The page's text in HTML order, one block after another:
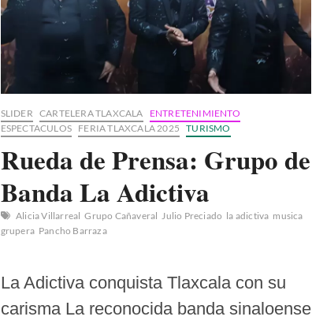
SLIDER CARTELERA TLAXCALA
ENTRETENIMIENTO
ESPECTACULOS
FERIA TLAXCALA 2025 TURISMO
Rueda de Prensa: Grupo de
Banda La Adictiva
Alicia Villarreal Grupo Cañaveral Julio Preciado la adictiva musica
grupera Pancho Barraza
La Adictiva conquista Tlaxcala con su
carisma La reconocida banda sinaloense